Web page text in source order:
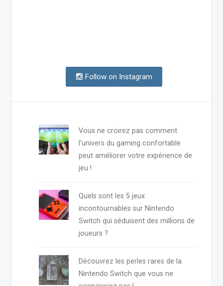
Follow on Instagram
Vous ne croirez pas comment
l'univers du gaming confortable
peut améliorer votre expérience de
jeu !
Quels sont les 5 jeux
incontournables sur Nintendo
Switch qui séduisent des millions de
joueurs ?
Découvrez les perles rares de la
Nintendo Switch que vous ne